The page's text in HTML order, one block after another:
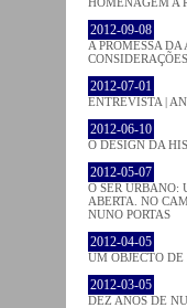
2012-09-08
A PROMESSA DA
2012-07-01
ENTREVISTA |
2012-06-10
O DESIGN DA
2012-05-07
O SER URBANO:
ABERTA. NO
NUNO PORTAS
2012-04-05
UM OBJECTO
2012-03-05
DEZ ANOS DE